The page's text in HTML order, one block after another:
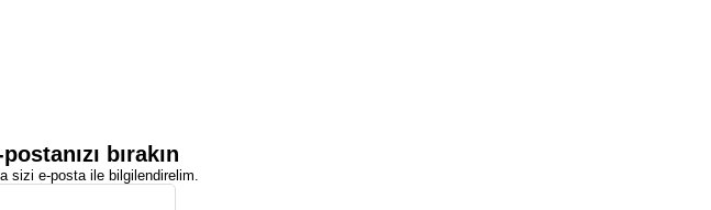
bırakın
sizi e-posta ile bilgilendirelim.